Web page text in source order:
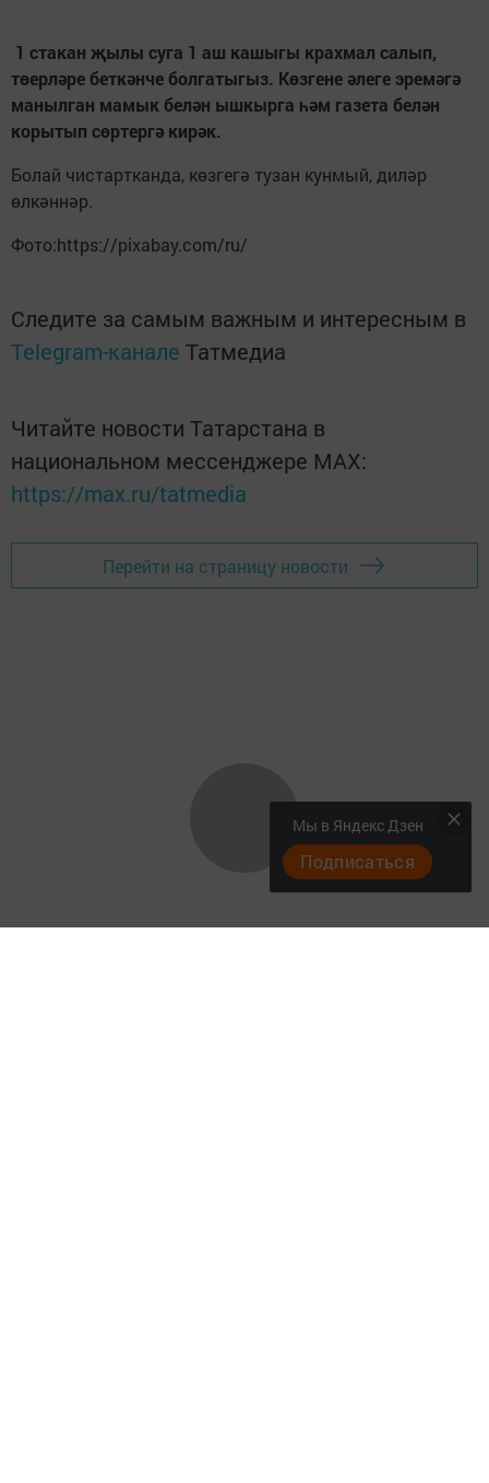
1 стакан җылы суга 1 аш кашыгы крахмал салып,
төерләре беткәнче болгатыгыз. Көзгене әлеге эремәгә
манылган мамык белән ышкырга һәм газета белән
корытып сөртергә кирәк.
Болай чистартканда, көзгегә тузан кунмый, диләр
өлкәннәр.
Фото:https://pixabay.com/ru/
Следите за самым важным и интересным в
Telegram-канале Татмедиа
Читайте новости Татарстана в
национальном мессенджере MАХ:
https://max.ru/tatmedia
Перейти на страницу новости
Мы в Яндекс Дзен
Подписаться